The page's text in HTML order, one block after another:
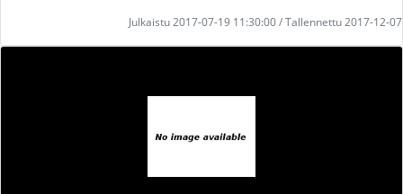
Julkaistu 2017-07-19 11:30:00 / Tallennettu 2017-12-07